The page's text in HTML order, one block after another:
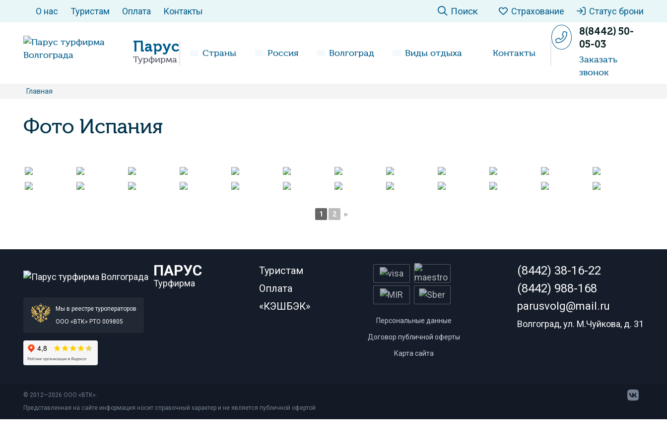
О нас Туристам Оплата Контакты Поиск Страхование Статус брони
Парус
Турфирма
Страны Россия Волгоград Виды отдыха Контакты
8(8442) 50-
05-03
Заказать
звонок
Главная
Фото Испания
1 2 ►
ПАРУС
Турфирма
Мы в реестре туроператоров
ООО «ВТК» РТО 009805
Туристам
Оплата
«КЭШБЭК»
Персональные данные
Договор публичной оферты
Карта сайта
(8442) 38-16-22
(8442) 988-168
parusvolg@mail.ru
Волгоград, ул. М.Чуйкова, д. 31
© 2012—2026 ООО «ВТК».
Представленная на сайте информация носит справочный характер и не является публичной офертой